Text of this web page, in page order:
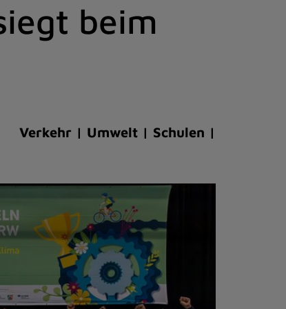
beim
Verkehr | Umwelt | Schulen |